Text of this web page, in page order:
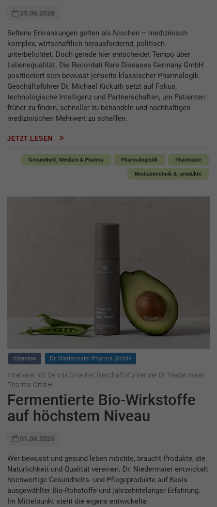
25.06.2026
Seltene Erkrankungen gelten als Nischen – medizinisch
komplex, wirtschaftlich herausfordernd, politisch
unterbelichtet. Doch gerade hier entscheidet Tempo über
Lebensqualität. Die Recordati Rare Diseases Germany GmbH
positioniert sich bewusst jenseits klassischer Pharmalogik.
Geschäftsführer Dr. Michael Kickuth setzt auf Fokus,
technologische Intelligenz und Partnerschaften, um Patienten
früher zu finden, schneller zu behandeln und nachhaltigen
medizinischen Mehrwert zu schaffen.
JETZT LESEN
Gesundheit, Medizin & Pharma Pharmalogistik Pharmazie
Medizintechnik & -produkte
Interview Dr. Niedermaier Pharma GmbH
Interview mit Dennis Gmeiner, Geschäftsführer der Dr. Niedermaier
Pharma GmbH
Fermentierte Bio-Wirkstoffe
auf höchstem Niveau
01.06.2026
Wer bewusst und gesund leben möchte, braucht Produkte, die
Natürlichkeit und Qualität vereinen. Dr. Niedermaier entwickelt
hochwertige Gesundheits- und Pflegeprodukte auf Basis
ausgewählter Bio-Rohstoffe und jahrzehntelanger Erfahrung.
Im Mittelpunkt steht die eigens entwickelte